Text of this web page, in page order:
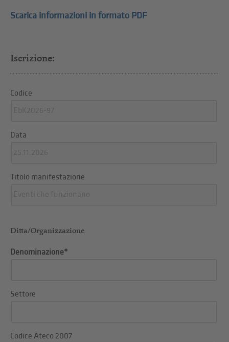
Scarica informazioni in formato PDF
Iscrizione:
Codice
Data
Titolo manifestazione
Ditta/Organizzazione
Denominazione*
Settore
Codice Ateco 2007